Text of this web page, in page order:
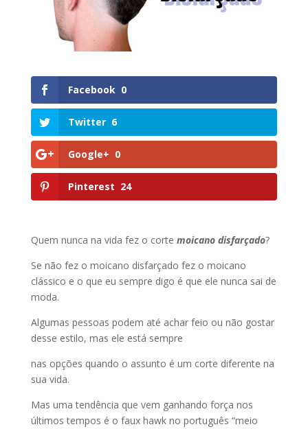
Facebook 0
Twitter 6
Google+ 0
Pinterest 24
Quem nunca na vida fez o corte moicano disfarçado?
Se não fez o moicano disfarçado fez o moicano
clássico e o que eu sempre digo é que ele nunca sai de
moda.
Algumas pessoas podem até achar feio ou não gostar
desse estilo, mas ele está sempre
nas opções quando o assunto é um corte diferente na
sua vida.
Mas uma tendência que vem ganhando força nos
últimos tempos é o faux hawk no português “meio